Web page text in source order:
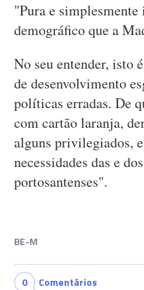
"Pura e
demográfico que a
No seu entender, isto
de desenvolvimento
políticas erradas. De
com cartão laranja,
alguns privilegiados,
necessidades das e
portosantenses".
BE-M
0 Comentários